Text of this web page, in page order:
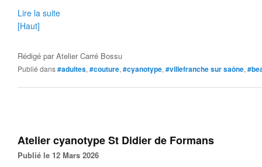
Lire la suite
[Haut]
Rédigé parAtelier Carré Bossu
Publié dans#adultes, #couture, #cyanotype, #villefranche sur saône,
Atelier cyanotype St Didier de Formans
Publié le 12 Mars 2026